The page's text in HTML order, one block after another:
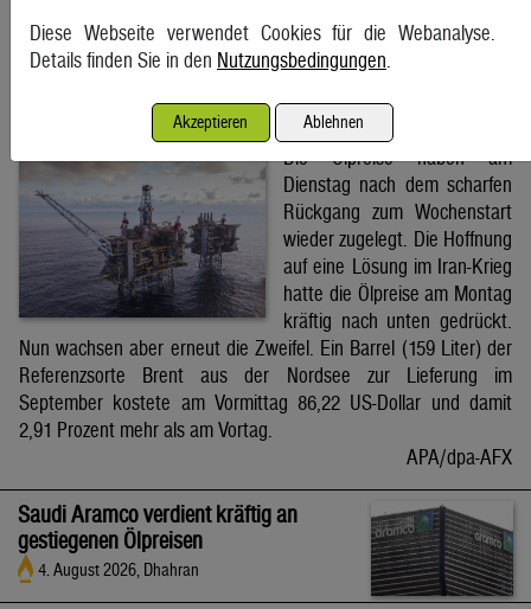
APA
Brent-Ölpreis steigt auf 86,22 US-Dollar
4. August 2026, Wien
Die Ölpreise haben am
Dienstag nach dem scharfen
Rückgang zum Wochenstart
wieder zugelegt. Die Hoffnung
auf eine Lösung im Iran-Krieg
hatte die Ölpreise am Montag
kräftig nach unten gedrückt.
Nun wachsen aber erneut die Zweifel. Ein Barrel (159 Liter) der
Referenzsorte Brent aus der Nordsee zur Lieferung im
September kostete am Vormittag 86,22 US-Dollar und damit
2,91 Prozent mehr als am Vortag.
APA/dpa-AFX
Saudi Aramco verdient kräftig an
gestiegenen Ölpreisen
4. August 2026, Dhahran
Diese Webseite verwendet Cookies für die Webanalyse.
Details finden Sie in den Nutzungsbedingungen.
Akzeptieren Ablehnen